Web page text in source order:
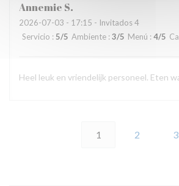
Annemie S
2026-07-03 - 17:15 - Invitados 4
Servicio :5/5 Ambiente : 3/5 Menú : 4/5
Heel leuk en vriendelijk personeel. Eten
1 2 3